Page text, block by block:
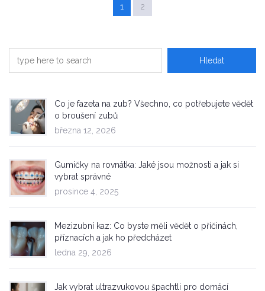
1 2
Co je fazeta na zub? Všechno, co potřebujete vědět
o broušení zubů
března 12, 2026
Gumičky na rovnátka: Jaké jsou možnosti a jak si
vybrat správné
prosince 4, 2025
Mezizubní kaz: Co byste měli vědět o příčinách,
příznacích a jak ho předcházet
ledna 29, 2026
Jak vybrat ultrazvukovou špachtli pro domácí